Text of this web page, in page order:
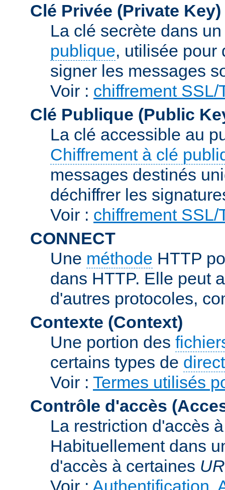
Clé Privée (Private Key)
La clé secrète dans
publique, utilisée pour
signer les messages
Voir : chiffrement SSL/
Clé Publique (Public
La clé accessible au
Chiffrement à clé
messages destinés
déchiffrer les
Voir : chiffrement SSL/
CONNECT
Une méthode HTTP
dans HTTP. Elle peut
d'autres protocoles,
Contexte (Context)
Une portion des
certains types de
Voir : Termes utilisés
Contrôle d'accès
La restriction d'accès
Habituellement dans
d'accès à certaines
Voir : Authentification,